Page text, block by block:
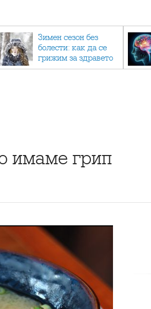
Зимен сезон без
болести: как да се
грижим за здравето
си в студените
имаме грип